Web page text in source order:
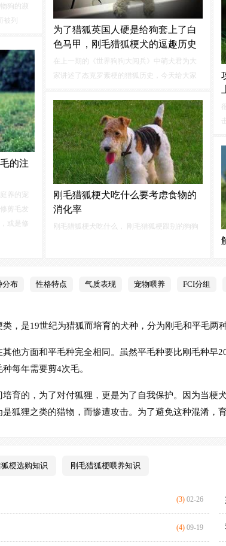
狗的濒
列
品种不
为了猎狐英国人硬是给狗套上了白
色马甲，刚毛猎狐梗犬的逗趣历史
在上一期的《世界狗狗大阅兵》中萌犬君为大
家讲述了杰克罗素梗的猎狐历史，今天给大家
是用来猎狐，他就是很有绅士风度的：15.刚毛
猎狐梗（Wire Fox Terrier）刚毛猎狐梗是地道的
英语原产猎犬，有着十分古老的历史。
的注
养的宠
剪毛发
或是修
刚毛猎狐梗犬吃什么要考虑食物的
消化率
刚毛猎狐梗犬吃什么， 刚毛猎狐梗跟别的狗狗
家长在饲养的时候需要注意什么细节呢?
分布 性格特点 气质表现 宠物喂养 FCI分组
，是19世纪为猎狐而培育的犬种，分为刚毛和平毛
他方面和平毛种完全相同。虽然平毛种要比刚毛种
每年需要剪4次毛。
育的，为了对付狐狸，更是为了自我保护。因为当
狐狸之类的猎物，而惨遭攻击。为了避免这种混淆，
梗选购知识 刚毛猎狐梗喂养知识
(3) 02-26
(4) 09-19